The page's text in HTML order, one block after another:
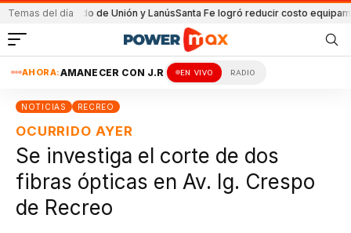
Temas del día
el partido de Unión y LanúsSanta Fe logró reducir costo equipamiento
AHORA:AMANECER CON J.R EN VIVO RADIO
NOTICIAS RECREO
OCURRIDO AYER
Se investiga el corte de dos
fibras ópticas en Av. Ig. Crespo
de Recreo